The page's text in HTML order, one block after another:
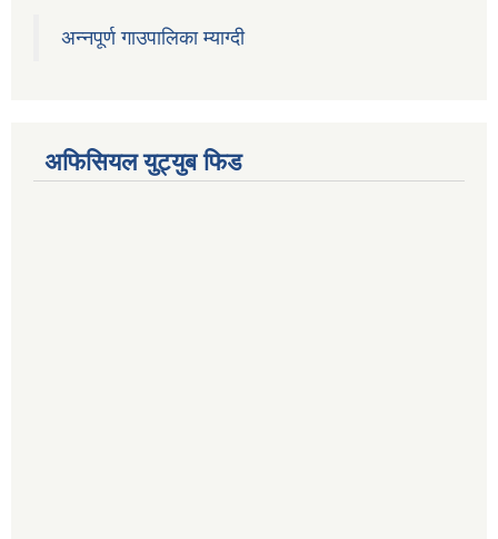
अन्नपूर्ण गाउपालिका म्याग्दी
अफिसियल युट्युब फिड